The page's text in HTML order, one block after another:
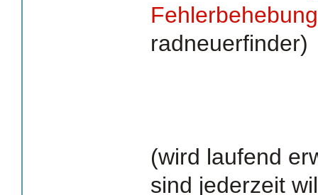
Fehlerbehebung
radneuerfinder)
(wird laufend
sind jederzeit